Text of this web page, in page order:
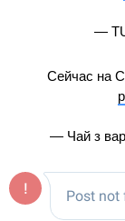
—
Сейчас на
— Чай з